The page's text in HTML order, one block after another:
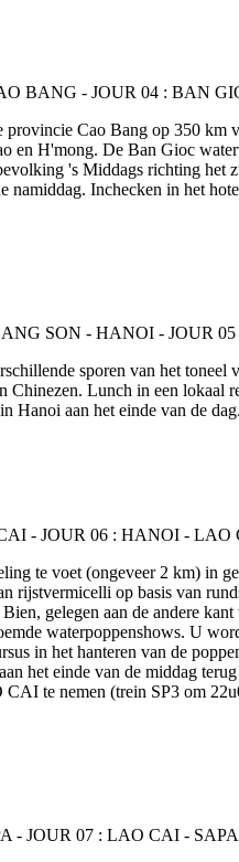
Cao Bang op 350 km
en H'mong. De Ban Gioc
's Middags richting het
Inchecken in het
sporen van het toneel
Lunch in een lokaal
Hanoi aan het einde van de
te voet (ongeveer 2 km) in
rijstvermicelli op basis van
gelegen aan de andere
waterpoppenshows. U
in het hanteren van de
het einde van de middag
te nemen (trein SP3 om